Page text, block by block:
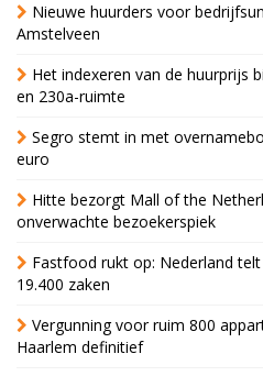
Nieuwe huurders voor
Amstelveen
Het indexeren van de huurprijs
en 230a-ruimte
Segro stemt in met
euro
Hitte bezorgt Mall of the
onverwachte bezoekerspiek
Fastfood rukt op: Nederland
19.400 zaken
Vergunning voor ruim 800
Haarlem definitief